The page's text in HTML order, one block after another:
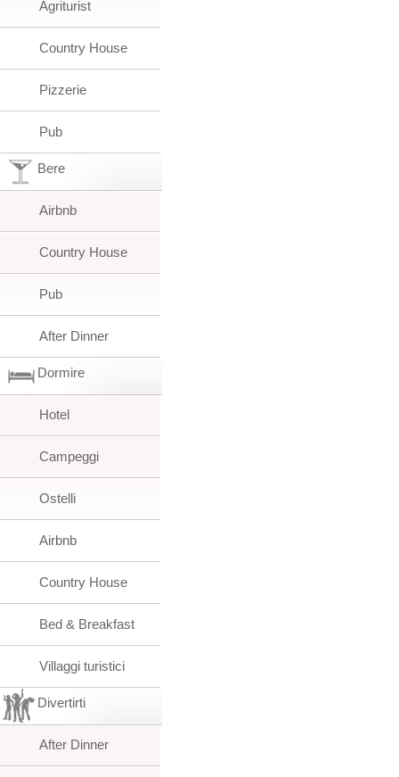
Agriturist
Country House
Pizzerie
Pub
Bere
Airbnb
Country House
Pub
After Dinner
Dormire
Hotel
Campeggi
Ostelli
Airbnb
Country House
Bed & Breakfast
Villaggi turistici
Divertirti
After Dinner